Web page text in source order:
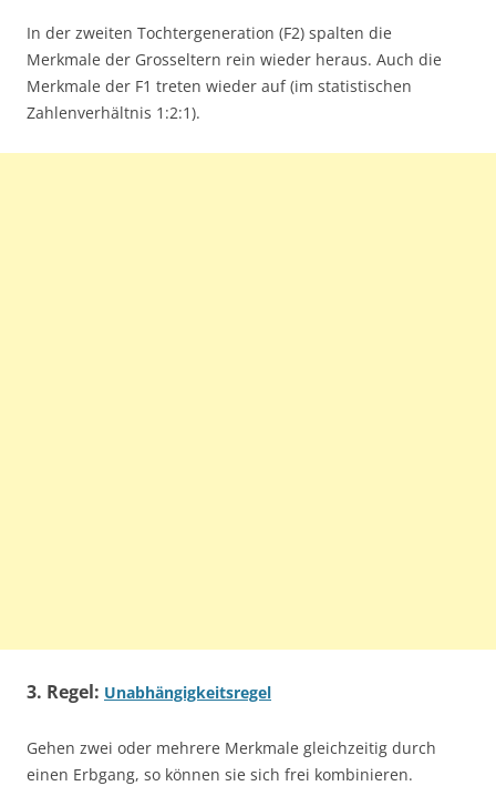
In der zweiten Tochtergeneration (F2) spalten die
Merkmale der Grosseltern rein wieder heraus. Auch die
Merkmale der F1 treten wieder auf (im statistischen
Zahlenverhältnis 1:2:1).
3. Regel: Unabhängigkeitsregel
Gehen zwei oder mehrere Merkmale gleichzeitig durch
einen Erbgang, so können sie sich frei kombinieren.